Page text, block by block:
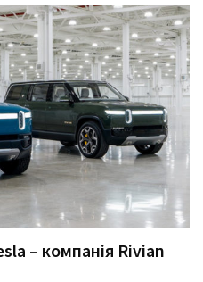
– компанія Rivian